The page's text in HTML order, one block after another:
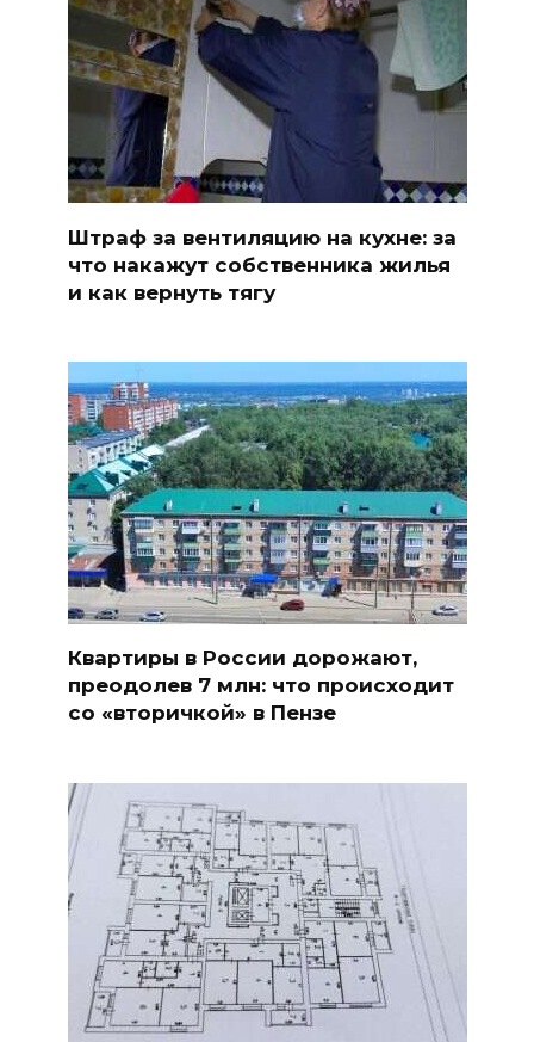
Штраф за вентиляцию на кухне: за
что накажут собственника жилья
и как вернуть тягу
Квартиры в России дорожают,
преодолев 7 млн: что происходит
со «вторичкой» в Пензе